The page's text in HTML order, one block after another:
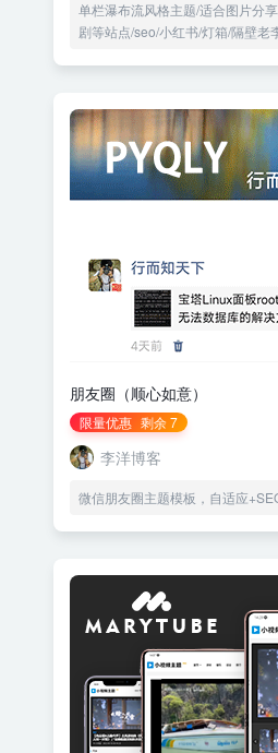
单栏瀑布流风格主题/适合图片分
剧等站点/seo/小红书/灯箱/隔壁老
朋友圈（顺心如意）
限量优惠 剩余 7
李洋博客
微信朋友圈主题模板，自适应